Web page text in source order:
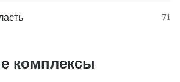
71
комплексы